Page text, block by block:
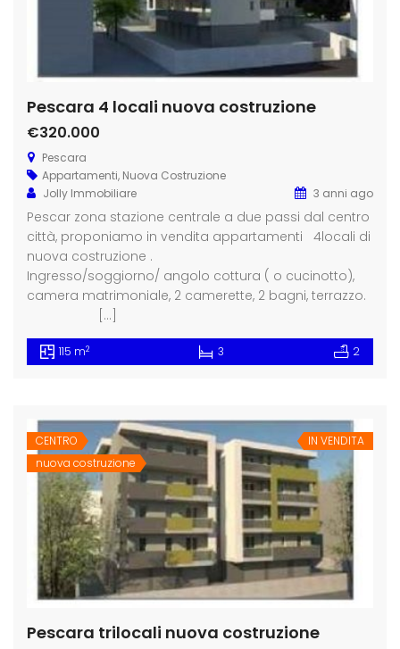
Pescara 4 locali nuova costruzione
€320.000
Pescara
Appartamenti, Nuova Costruzione
Jolly Immobiliare
3 anni ago
Pescar zona stazione centrale a due passi dal centro
città, proponiamo in vendita appartamenti 4locali di
nuova costruzione .
Ingresso/soggiorno/ angolo cottura ( o cucinotto),
camera matrimoniale, 2 camerette, 2 bagni, terrazzo.
[…]
115 m2 3 2
CENTRO
nuova costruzione
IN VENDITA
Pescara trilocali nuova costruzione